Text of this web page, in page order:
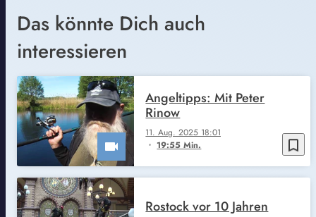
Das könnte Dich auch
interessieren
bookmark_border
11. Aug. 2025 18:01
19:55 Min.
Angeltipps: Mit Peter
Rinow
Rostock vor 10 Jahren